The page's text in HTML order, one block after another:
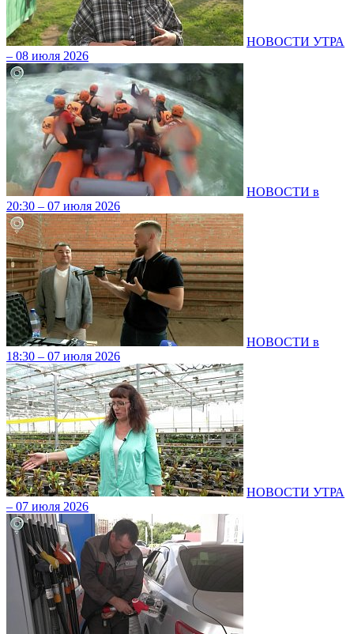
НОВОСТИ УТРА
– 08 июля 2026
НОВОСТИ в
20:30 – 07 июля 2026
НОВОСТИ в
18:30 – 07 июля 2026
НОВОСТИ УТРА
– 07 июля 2026